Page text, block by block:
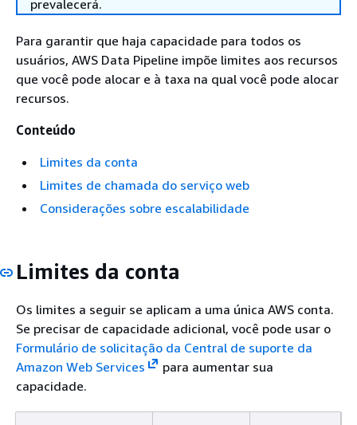
prevalecerá.
Para garantir que haja capacidade para todos os
usuários, AWS Data Pipeline impõe limites aos recursos
que você pode alocar e à taxa na qual você pode alocar
recursos.
Conteúdo
Limites da conta
Limites de chamada do serviço web
Considerações sobre escalabilidade
Limites da conta
Os limites a seguir se aplicam a uma única AWS conta.
Se precisar de capacidade adicional, você pode usar o
Formulário de solicitação da Central de suporte da
Amazon Web Services
para aumentar sua
capacidade.